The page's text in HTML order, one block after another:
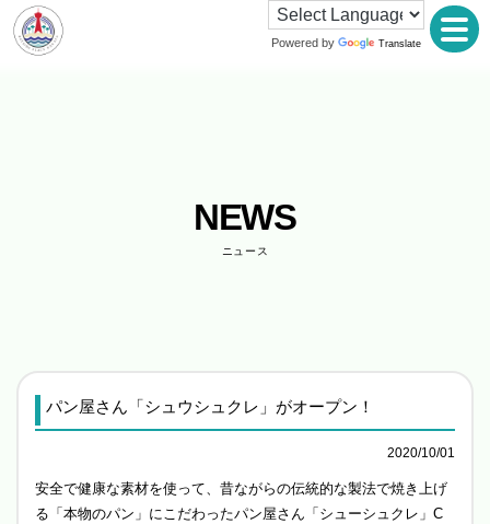
Powered by Translate
NEWS
ニュース
パン屋さん「シュウシュクレ」がオープン！
2020/10/01
安全で健康な素材を使って、昔ながらの伝統的な製法で焼き上げ
る「本物のパン」にこだわったパン屋さん「シューシュクレ」C